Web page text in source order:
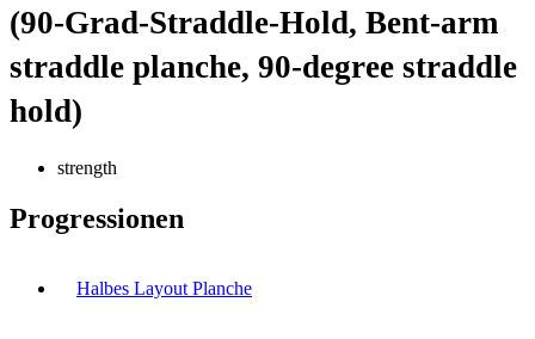
(90-Grad-Straddle-Hold, Bent-arm
straddle planche, 90-degree straddle
hold)
strength
Progressionen
Halbes Layout Planche